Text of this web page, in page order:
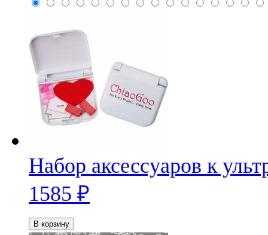
Набор аксессуаров к
1585 ₽
В корзину